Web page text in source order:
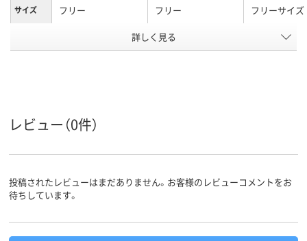
サイズ フリー フリー フリーサイズ
10
詳しく見る
レビュー（0件）
投稿されたレビューはまだありません。お客様のレビューコメントをお
待ちしています。